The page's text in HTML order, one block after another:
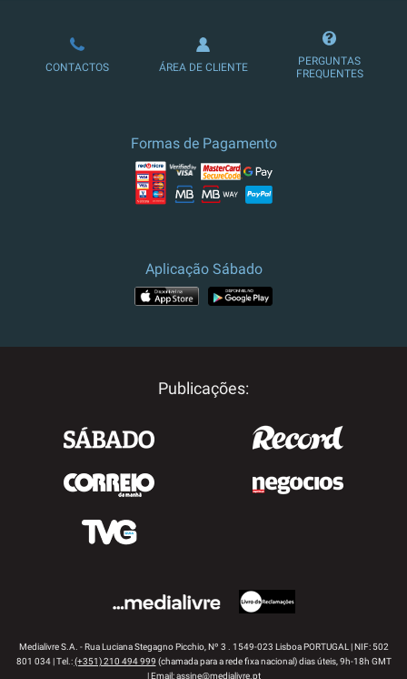
LOJA DE ASSINATURAS
CONTACTOS ÁREA DE CLIENTE
PERGUNTAS
FREQUENTES
Formas de Pagamento
Aplicação Sábado
Publicações:
Medialivre S.A. - Rua Luciana Stegagno Picchio, Nº 3 . 1549-023 Lisboa PORTUGAL | NIF: 502
801 034 | Tel.:(+351) 210 494 999 (chamada para a rede fixa nacional) dias úteis, 9h-18h GMT
| Email:assine@medialivre.pt